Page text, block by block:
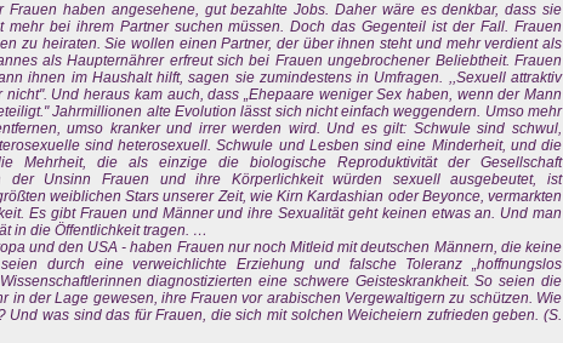
Frauen haben angesehene, gut bezahlte Jobs. Daher wäre es denkbar, dass sie
mehr bei ihrem Partner suchen müssen. Doch das Gegenteil ist der Fall. Frauen
zu heiraten. Sie wollen einen Partner, der über ihnen steht und mehr verdient als
als Haupternährer erfreut sich bei Frauen ungebrochener Beliebtheit. Frauen
ihnen im Haushalt hilft, sagen sie zumindestens in Umfragen. ,,Sexuell attraktiv
Und heraus kam auch, dass „Ehepaare weniger Sex haben, wenn der Mann
Jahrmillionen alte Evolution lässt sich nicht einfach weggendern. Umso mehr
umso kranker und irrer werden wird. Und es gilt: Schwule sind schwul,
sind heterosexuell. Schwule und Lesben sind eine Minderheit, und die
Mehrheit, die als einzige die biologische Reproduktivität der Gesellschaft
der Unsinn Frauen und ihre Körperlichkeit würden sexuell ausgebeutet, ist
weiblichen Stars unserer Zeit, wie Kirn Kardashian oder Beyonce, vermarkten
Es gibt Frauen und Männer und ihre Sexualität geht keinen etwas an. Und man
in die Öffentlichkeit tragen. …
und den USA - haben Frauen nur noch Mitleid mit deutschen Männern, die keine
durch eine verweichlichte Erziehung und falsche Toleranz „hoffnungslos
diagnostizierten eine schwere Geisteskrankheit. So seien die
in der Lage gewesen, ihre Frauen vor arabischen Vergewaltigern zu schützen. Wie
Und was sind das für Frauen, die sich mit solchen Weicheiern zufrieden geben. (S.